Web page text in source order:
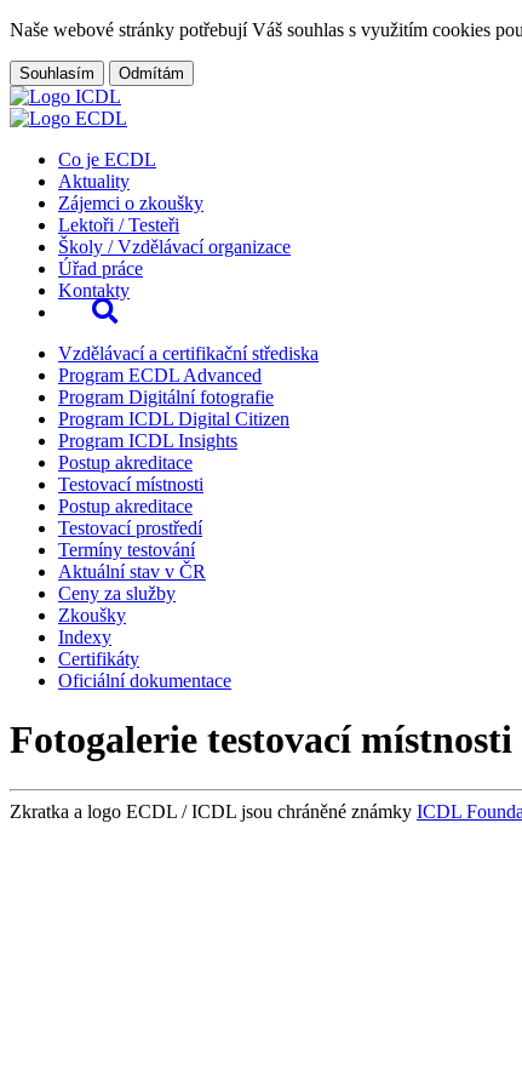
Naše webové stránky potřebují Váš souhlas s využitím cookies
Souhlasím Odmítám
Co je ECDL
Aktuality
Zájemci o zkoušky
Lektoři / Testeři
Školy / Vzdělávací organizace
Úřad práce
Kontakty
Vzdělávací a certifikační střediska
Program ECDL Advanced
Program Digitální fotografie
Program ICDL Digital Citizen
Program ICDL Insights
Postup akreditace
Testovací místnosti
Postup akreditace
Testovací prostředí
Termíny testování
Aktuální stav v ČR
Ceny za služby
Zkoušky
Indexy
Certifikáty
Oficiální dokumentace
Fotogalerie testovací místnosti
Zkratka a logo ECDL / ICDL jsou chráněné známky ICDL